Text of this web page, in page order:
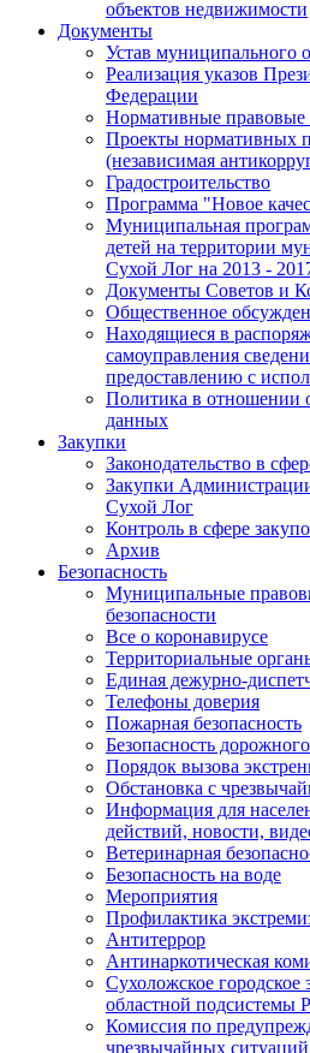
объектов недвижимости
Документы
Устав муниципального
Реализация указов
Федерации
Нормативные правовые
Проекты нормативных
(независимая
Градостроительство
Программа "Новое
Муниципальная
детей на территории
Сухой Лог на 2013 -
Документы Советов и
Общественное
Находящиеся в
самоуправления
предоставлению с
Политика в отношении
данных
Закупки
Законодательство в
Закупки
Сухой Лог
Контроль в сфере
Архив
Безопасность
Муниципальные
безопасности
Все о коронавирусе
Территориальные
Единая дежурно-
Телефоны доверия
Пожарная безопасность
Безопасность
Порядок вызова
Обстановка с
Информация для
действий, новости,
Ветеринарная
Безопасность на воде
Мероприятия
Профилактика
Антитеррор
Антинаркотическая
Сухоложское городское
областной подсистемы
Комиссия по
чрезвычайных